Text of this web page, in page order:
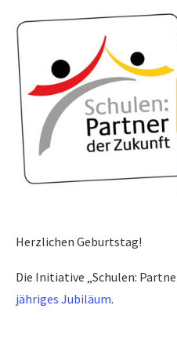
Herzlichen Geburtstag!
Die Initiative „Schulen:
jähriges Jubiläum.